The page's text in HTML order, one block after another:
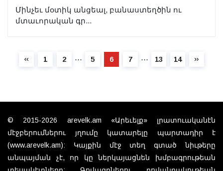
Մինչեւ մօտիկ անցեալ, բանաստեղծին ու
մտաւորական գր...
1 2 ⋯ 5 6 7 ⋯ 13 14
© 2015-2026 arevelk.am «Արեւելք» լրատուականէն
մէջբերումներու յղումը կատարելը պարտադիր է
(www.arevelk.am): Կայքին մէջ տեղ գտած նիւթերը
անպայման չէ, որ կը ներկայացնեն խմբագրութեան